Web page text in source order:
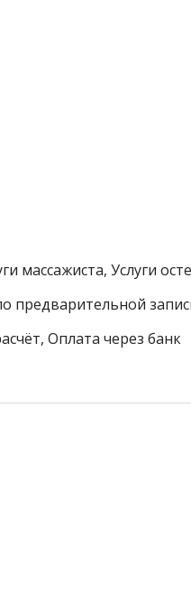
массажиста, Услуги
предварительной
Оплата через банк